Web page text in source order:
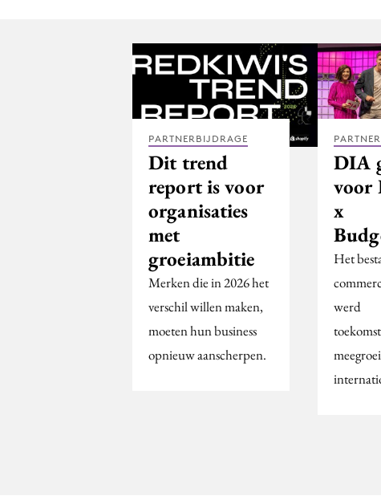
PARTNERBIJDRAGE
Dit trend
report is voor
organisaties
met
groeiambitie
Merken die in 2026 het
verschil willen maken,
moeten hun business
opnieuw aanscherpen.
DIA
voor
x
Het
werd